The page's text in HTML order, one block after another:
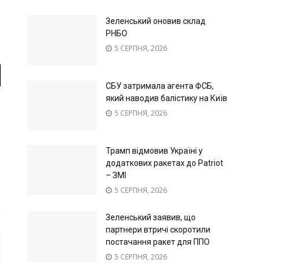
Зеленський оновив склад
РНБО
5 СЕРПНЯ, 2026
СБУ затримала агента ФСБ,
який наводив балістику на Київ
5 СЕРПНЯ, 2026
Трамп відмовив Україні у
додаткових ракетах до Patriot
– ЗМІ
5 СЕРПНЯ, 2026
Зеленський заявив, що
партнери втричі скоротили
постачання ракет для ППО
5 СЕРПНЯ, 2026